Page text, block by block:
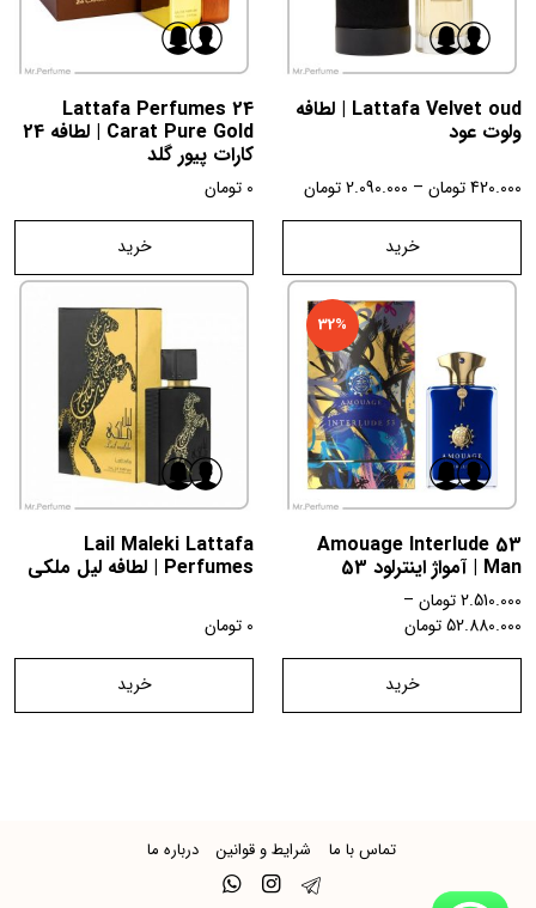
Lattafa Velvet oud | لطافه
ولوت عود
420.000تومان –
2.090.000تومان
خرید
Lattafa Perfumes 24
Carat Pure Gold | لطافه 24
کارات پیور گلد
0 تومان
خرید
32%
Amouage Interlude 53
Man | آمواژ اینترلود 53
2.510.000تومان –
52.880.000تومان
خرید
Lail Maleki Lattafa
Perfumes | لطافه لیل ملکی
0 تومان
خرید
تماس با ما شرایط و قوانین درباره ما